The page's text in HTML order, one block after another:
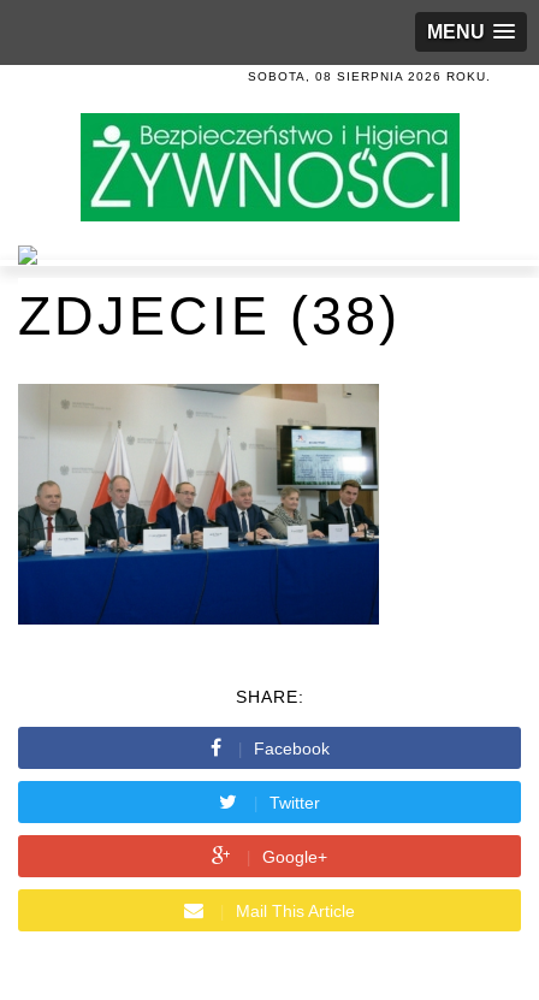
MENU
SOBOTA, 08 SIERPNIA 2026 ROKU.
ZDJECIE (38)
SHARE:
Facebook
Twitter
Google+
Mail This Article